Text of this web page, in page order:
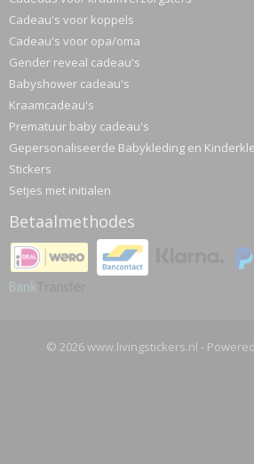
Cadeau's voor koppels
Cadeau's voor opa/oma
Gender reveal cadeau's
Babyshower cadeau's
Kraamcadeau's
Prematuur baby cadeau's
Gepersonaliseerde Babykleding en
Stickers
Setjes met initialen
Betaalmethodes
© 2026 www.livingstickers.nl -